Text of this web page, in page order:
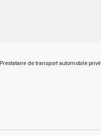
Prestataire de transport automobile privé